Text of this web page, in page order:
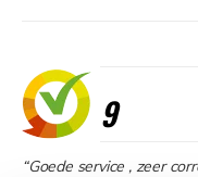
9
“Goede service , zeer